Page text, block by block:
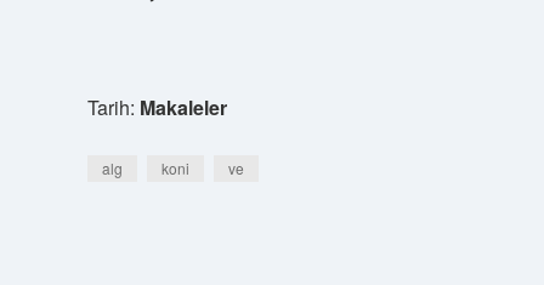
Tarih: Makaleler
alg koni ve